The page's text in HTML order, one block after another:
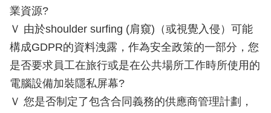
業資源?
Ｖ 由於shoulder surfing (肩窺)（或視覺入侵）可能
構成GDPR的資料洩露，作為安全政策的一部分，您
是否要求員工在旅行或是在公共場所工作時所使用的
電腦設備加裝隱私屏幕?
Ｖ 您是否制定了包含合同義務的供應商管理計劃，